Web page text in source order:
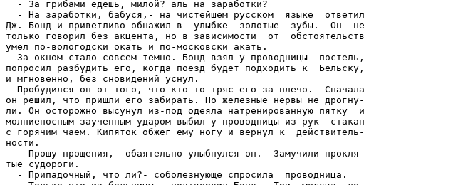
  - За грибами едешь, милой? аль на заработки?
  - На заработки, бабуся,- на чистейшем русском  языке  ответил
Дж. Бонд и приветливо обнажил в  улыбке  золотые  зубы.  Он  не
только говорил без акцента, но в зависимости  от  обстоятельств
умел по-вологодски окать и по-московски акать.
  За окном стало совсем темно. Бонд взял у проводницы  постель,
попросил разбудить его, когда поезд будет подходить к  Бельску,
и мгновенно, без сновидений уснул.
  Пробудился он от того, что кто-то тряс его за плечо.  Сначала
он решил, что пришли его забирать. Но железные нервы не дрогну-
ли. Он осторожно высунул из-под одеяла натренированную пятку  и
молниеносным заученным ударом выбил у проводницы из рук  стакан
с горячим чаем. Кипяток обжег ему ногу и вернул к  действитель-
ности.
  - Прошу прощения,- обаятельно улыбнулся он.- Замучили прокля-
тые судороги.
  - Припадочный, что ли?- соболезнующе спросила  проводница.